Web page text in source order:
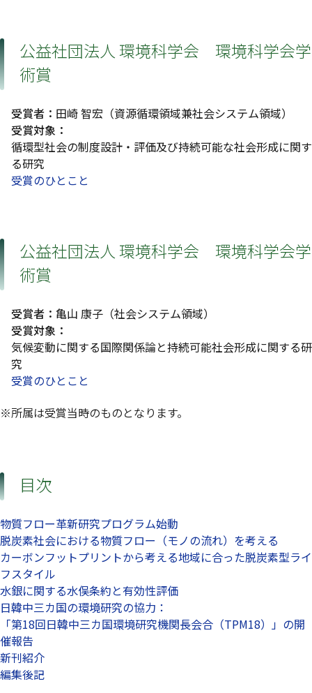
公益社団法人 環境科学会 環境科学会学
術賞
受賞者： 田崎 智宏（資源循環領域兼社会システム領域）
受賞対象：
循環型社会の制度設計・評価及び持続可能な社会形成に関す
る研究
受賞のひとこと
公益社団法人 環境科学会 環境科学会学
術賞
受賞者： 亀山 康子（社会システム領域）
受賞対象：
気候変動に関する国際関係論と持続可能社会形成に関する研
究
受賞のひとこと
※所属は受賞当時のものとなります。
目次
物質フロー革新研究プログラム始動
脱炭素社会における物質フロー（モノの流れ）を考える
カーボンフットプリントから考える地域に合った脱炭素型ライ
フスタイル
水銀に関する水俣条約と有効性評価
日韓中三カ国の環境研究の協力：
「第18回日韓中三カ国環境研究機関長会合（TPM18）」の開
催報告
新刊紹介
編集後記